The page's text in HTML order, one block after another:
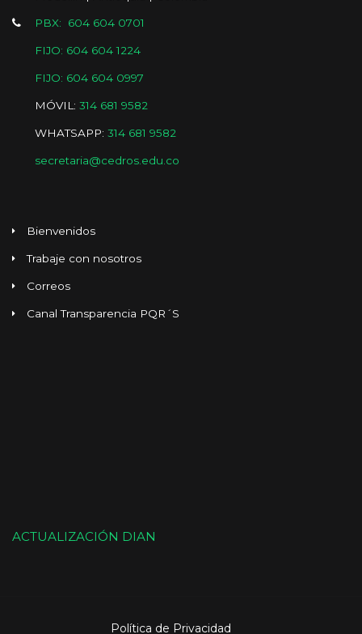
PBX: 604 604 0701
FIJO: 604 604 1224
FIJO: 604 604 0997
MÓVIL: 314 681 9582
WHATSAPP: 314 681 9582
secretaria@cedros.edu.co
Bienvenidos
Trabaje con nosotros
Correos
Canal Transparencia PQR´S
ACTUALIZACIÓN DIAN
Política de Privacidad